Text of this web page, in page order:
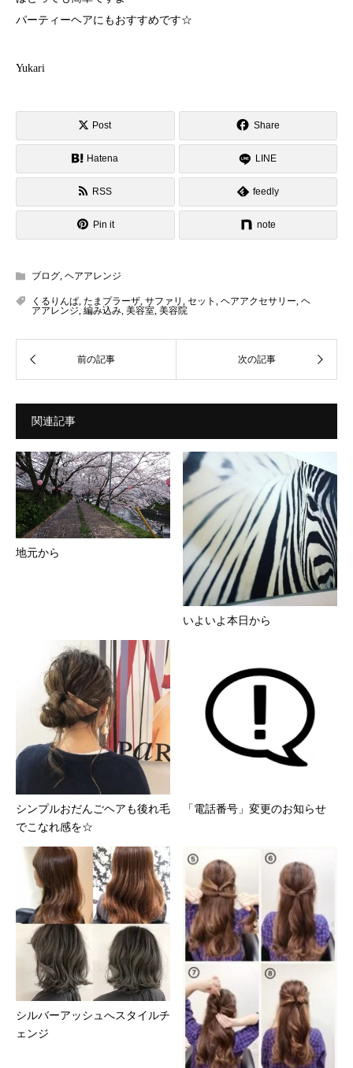
パーティーヘアにもおすすめです☆
Yukari
Post Share
Hatena LINE
RSS feedly
Pin it note
ブログ ヘアアレンジ
くるりんぱ たまプラーザ サファリ セット ヘアアクセサリー ヘ
アアレンジ 編み込み 美容室 美容院
関連記事
地元から
いよいよ本日から
シンプルおだんごヘアも後れ毛
でこなれ感を☆
「電話番号」変更のお知らせ
シルバーアッシュへスタイルチ
ェンジ